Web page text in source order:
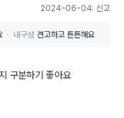
2024-06-04 신고
내구성 견고하고 튼튼해요
구분하기 좋아요